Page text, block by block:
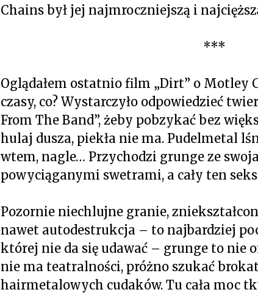
Chains był jej najmroczniejszą i
***
Oglądałem ostatnio film „Dirt” o Motley
czasy, co? Wystarczyło odpowiedzieć
From The Band”, żeby pobzykać bez
hulaj dusza, piekła nie ma. Pudelmetal
wtem, nagle… Przychodzi grunge ze
powyciąganymi swetrami, a cały ten
Pozornie niechlujne granie,
nawet autodestrukcja – to najbardziej
której nie da się udawać – grunge to nie
nie ma teatralności, próżno szukać
hairmetalowych cudaków. Tu cała moc